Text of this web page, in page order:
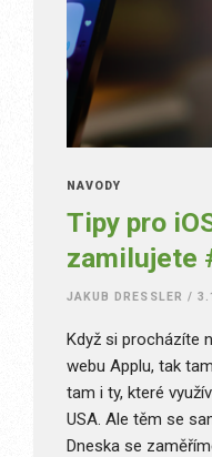
NÁVODY
Tipy pro
zamilujete
JAKUB DRESSLER /
Když si procházíte
webu Applu, tak
tam i ty, které
USA. Ale těm se
Dneska se